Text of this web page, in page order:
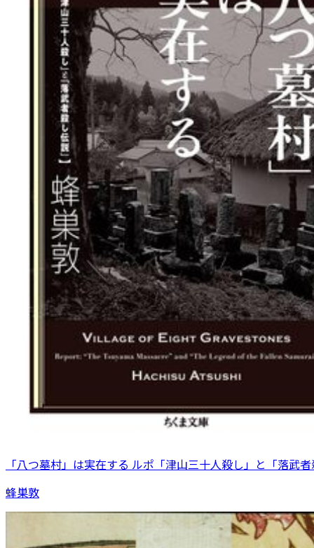
「八つ墓村」は実在する ルポ「津山三十人殺し」と「落武
蜂巣敦